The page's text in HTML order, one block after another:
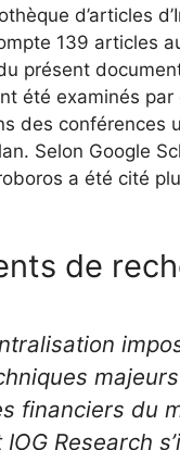
d’articles
139 articles
présent
été examinés
des conférences
Selon Google
a été cité
de
financiers du
Research